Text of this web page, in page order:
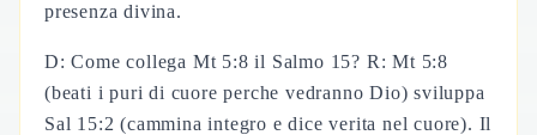
presenza divina.
D: Come collega Mt 5:8 il Salmo 15? R: Mt 5:8
(beati i puri di cuore perche vedranno Dio) sviluppa
Sal 15:2 (cammina integro e dice verita nel cuore). Il